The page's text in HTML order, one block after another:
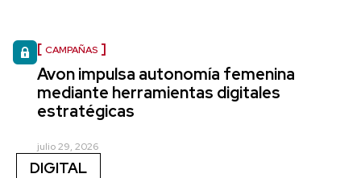
CAMPAÑAS
Avon impulsa autonomía femenina
mediante herramientas digitales
estratégicas
julio 29, 2026
DIGITAL